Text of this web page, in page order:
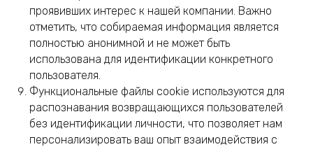
проявивших интерес к нашей компании. Важно
отметить, что собираемая информация является
полностью анонимной и не может быть
использована для идентификации конкретного
пользователя.
Функциональные файлы cookie используются для
распознавания возвращающихся пользователей
без идентификации личности, что позволяет нам
персонализировать ваш опыт взаимодействия с